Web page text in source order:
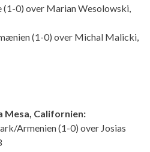
(1-0) over Marian Wesolowski,
(1-0) over Michal Malicki,
Mesa, Californien:
Armenien (1-0) over Josias